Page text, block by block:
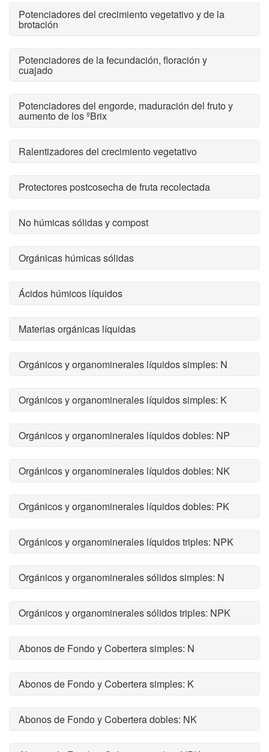
Potenciadores del crecimiento vegetativo y de la
brotación
Potenciadores de la fecundación, floración y
cuajado
Potenciadores del engorde, maduración del fruto y
aumento de los ºBrix
Ralentizadores del crecimiento vegetativo
Protectores postcosecha de fruta recolectada
No húmicas sólidas y compost
Orgánicas húmicas sólidas
Ácidos húmicos líquidos
Materias orgánicas líquidas
Orgánicos y organominerales líquidos simples: N
Orgánicos y organominerales líquidos simples: K
Orgánicos y organominerales líquidos dobles: NP
Orgánicos y organominerales líquidos dobles: NK
Orgánicos y organominerales líquidos dobles: PK
Orgánicos y organominerales líquidos triples: NPK
Orgánicos y organominerales sólidos simples: N
Orgánicos y organominerales sólidos triples: NPK
Abonos de Fondo y Cobertera simples: N
Abonos de Fondo y Cobertera simples: K
Abonos de Fondo y Cobertera dobles: NK